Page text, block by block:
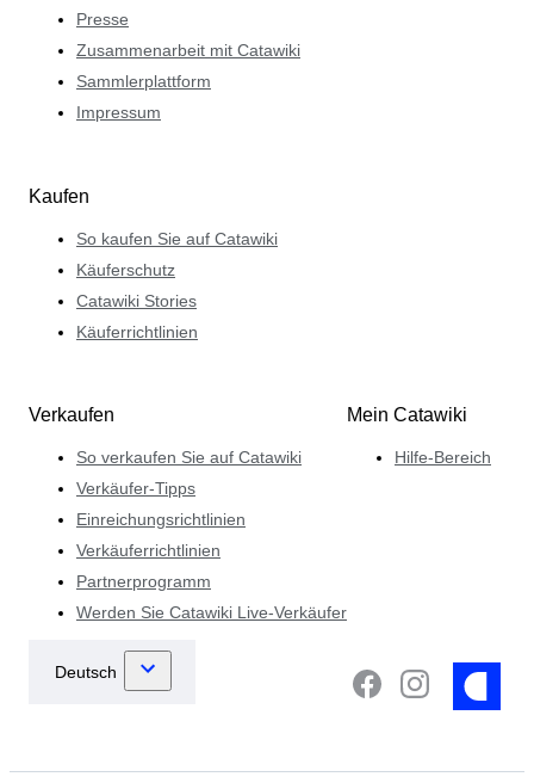
Presse
Zusammenarbeit mit Catawiki
Sammlerplattform
Impressum
Kaufen
So kaufen Sie auf Catawiki
Käuferschutz
Catawiki Stories
Käuferrichtlinien
Verkaufen
So verkaufen Sie auf Catawiki
Verkäufer-Tipps
Einreichungsrichtlinien
Verkäuferrichtlinien
Partnerprogramm
Werden Sie Catawiki Live-Verkäufer
Mein Catawiki
Hilfe-Bereich